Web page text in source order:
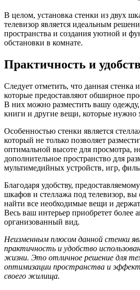
В целом, установка стенки из двух
телевизор является идеальным
пространства и создания уютной и
обстановки в комнате.
Практичность и
Следует отметить, что данная стенка
которые предоставляют обширное
В них можно разместить вашу одежду,
книги и другие вещи, которые нужно
Особенностью стенки является
который не только позволяет
оптимальной высоте для просмотра,
дополнительное пространство для
мультимедийных устройств, игр,
Благодаря удобству,
шкафов и стеллажа под телевизор, вы
найти все необходимые вещи и
Весь ваш интерьер приобретет более
организованный вид.
Неизменным плюсом данной стенки
практичность и удобство
жизни. Это отличное решение для
оптимизации пространства и
своего жилища.